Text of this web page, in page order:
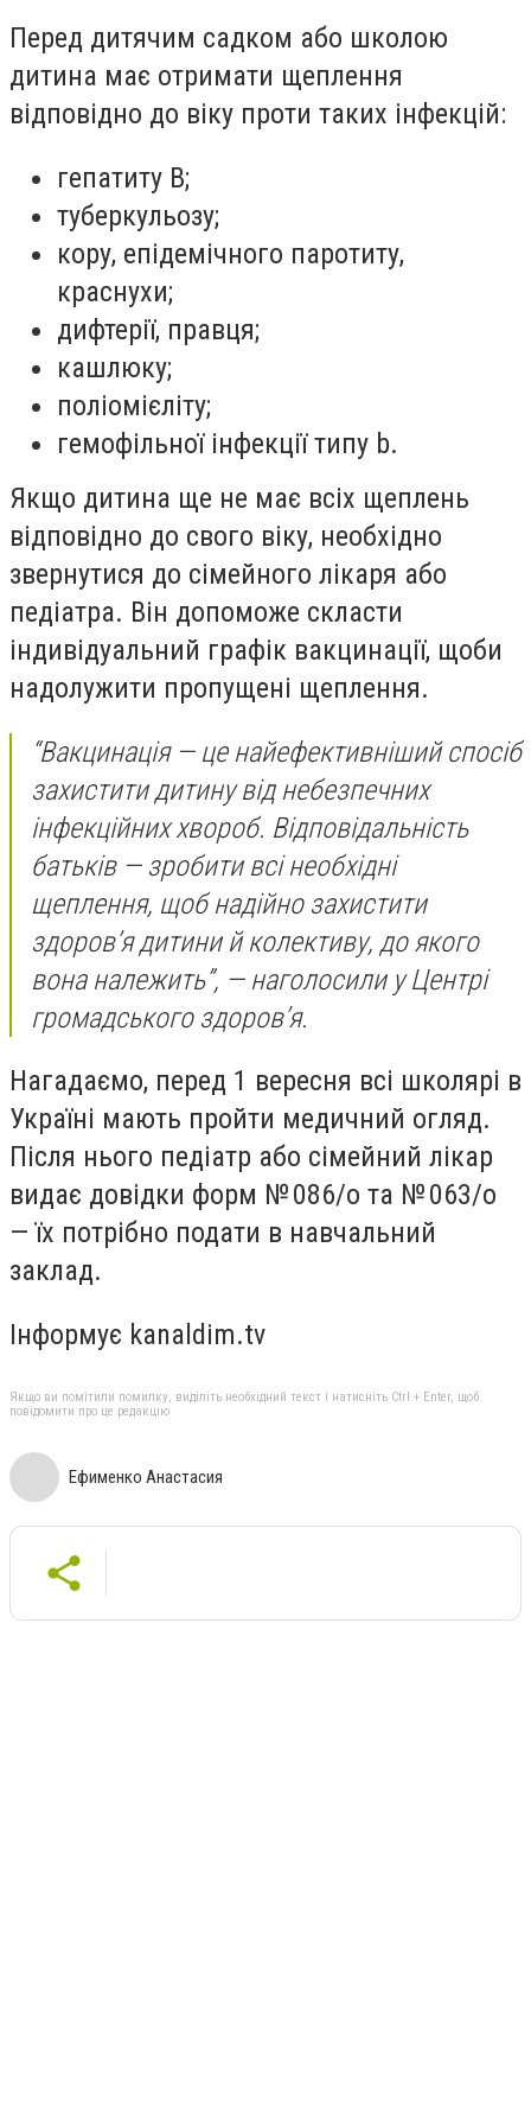
Перед дитячим садком або школою
дитина має отримати щеплення
відповідно до віку проти таких інфекцій:
гепатиту В;
туберкульозу;
кору, епідемічного паротиту,
краснухи;
дифтерії, правця;
кашлюку;
поліомієліту;
гемофільної інфекції типу b.
Якщо дитина ще не має всіх щеплень
відповідно до свого віку, необхідно
звернутися до сімейного лікаря або
педіатра. Він допоможе скласти
індивідуальний графік вакцинації, щоби
надолужити пропущені щеплення.
“Вакцинація — це найефективніший спосіб
захистити дитину від небезпечних
інфекційних хвороб. Відповідальність
батьків — зробити всі необхідні
щеплення, щоб надійно захистити
здоров’я дитини й колективу, до якого
вона належить”, — наголосили у Центрі
громадського здоров’я.
Нагадаємо, перед 1 вересня всі школярі в
Україні мають пройти медичний огляд.
Після нього педіатр або сімейний лікар
видає довідки форм № 086/о та № 063/о
— їх потрібно подати в навчальний
заклад.
Інформує kanaldim.tv
Якщо ви помітили помилку, виділіть необхідний текст і натисніть Ctrl + Enter, щоб
повідомити про це редакцію
Ефименко Анастасия